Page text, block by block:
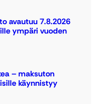
avautuu 7.8.2026
ympäri vuoden
– maksuton
käynnistyy